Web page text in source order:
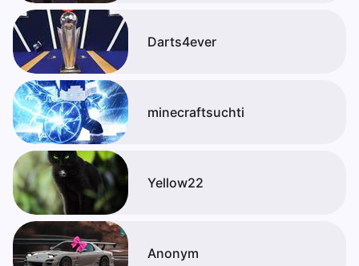
Darts4ever
minecraftsuchti
Yellow22
Anоnуm